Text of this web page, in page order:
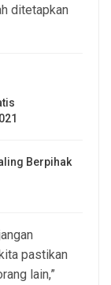
ditetapkan
Berpihak
pastikan
lain,”